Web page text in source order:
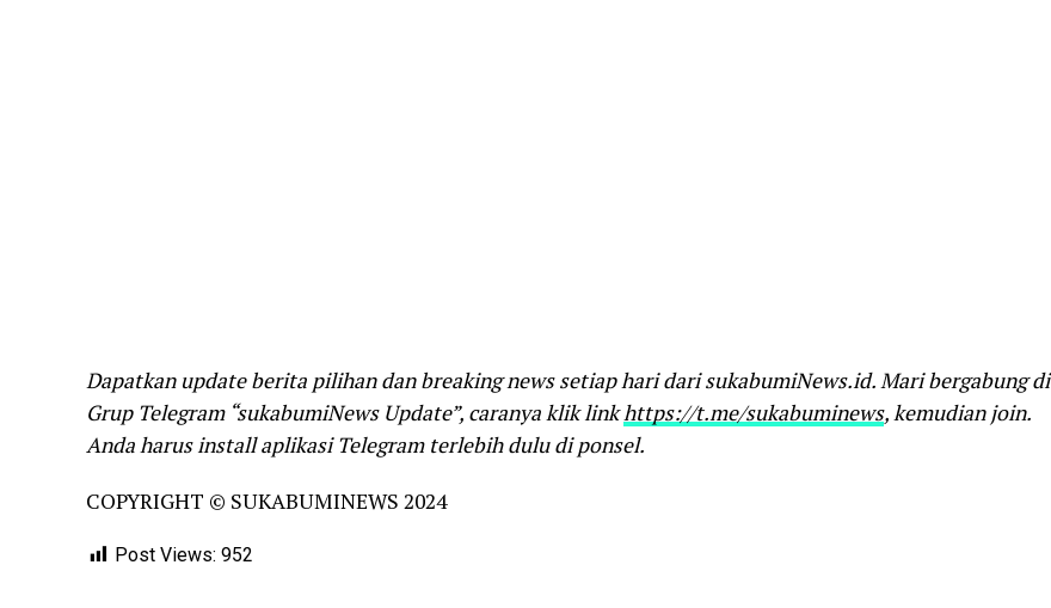
Dapatkan update berita pilihan dan breaking news setiap hari dari sukabumiNews.id. Mari bergabung di
Grup Telegram “sukabumiNews Update”, caranya klik linkhttps://t.me/sukabuminews, kemudian join.
Anda harus install aplikasi Telegram terlebih dulu di ponsel.
COPYRIGHT © SUKABUMINEWS 2024
Post Views: 952